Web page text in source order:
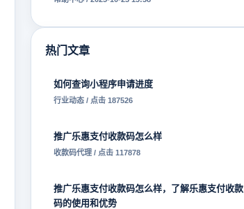
热门文章
如何查询小程序申请进度
行业动态 / 点击 187526
推广乐惠支付收款码怎么样
收款码代理 / 点击 117878
推广乐惠支付收款码怎么样，了解乐惠支付收款
码的使用和优势